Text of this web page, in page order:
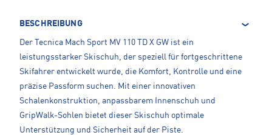
BESCHREIBUNG
Der Tecnica Mach Sport MV 110 TD X GW ist ein
leistungsstarker Skischuh, der speziell für fortgeschrittene
Skifahrer entwickelt wurde, die Komfort, Kontrolle und eine
präzise Passform suchen. Mit einer innovativen
Schalenkonstruktion, anpassbarem Innenschuh und
GripWalk-Sohlen bietet dieser Skischuh optimale
Unterstützung und Sicherheit auf der Piste.